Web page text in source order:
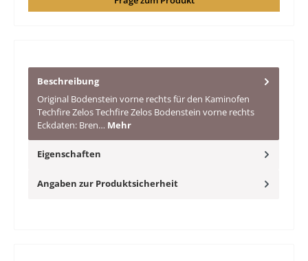
Beschreibung
Original Bodenstein vorne rechts für den Kaminofen
Techfire Zelos Techfire Zelos Bodenstein vorne rechts
Eckdaten: Bren… Mehr
Eigenschaften
Angaben zur Produktsicherheit